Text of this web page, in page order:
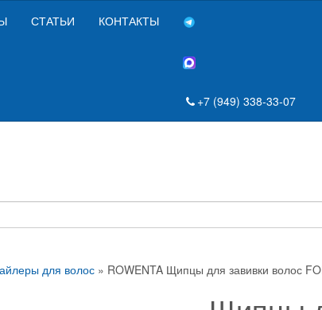
СТАТЬИ КОНТАКТЫ
+7 (949) 338-33-07
для волос» ROWENTA Щипцы для завивки волос